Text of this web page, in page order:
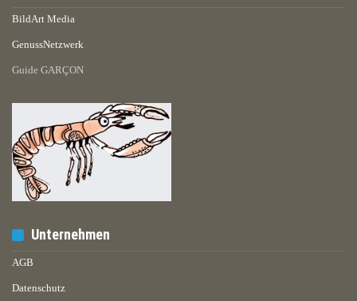
BildArt Media
GenussNetzwerk
Guide GARÇON
Unternehmen
AGB
Datenschutz